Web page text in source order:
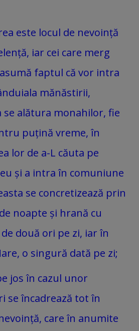
este locul de nevoință
iar cei care merg
faptul că vor intra
mănăstirii,
se alătura monahilor, fie
puțină vreme, în
lor de a-L căuta pe
și a intra în comuniune
se concretizează prin
noapte și hrană cu
două ori pe zi, iar în
o singură dată pe zi;
jos în cazul unor
se încadrează tot în
care în anumite